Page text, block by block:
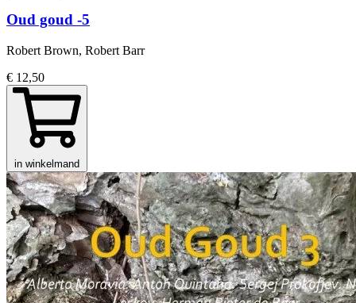
Oud goud -5
Robert Brown, Robert Barr
€ 12,50
in winkelmand